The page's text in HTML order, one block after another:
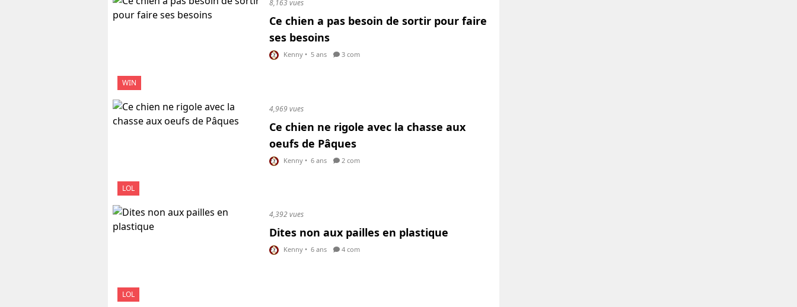
WIN
8,163 vues
Ce chien a pas besoin de sortir pour faire
ses besoins
Kenny • 5 ans 3 com
LOL
4,969 vues
Ce chien ne rigole avec la chasse aux
oeufs de Pâques
Kenny • 6 ans 2 com
LOL
4,392 vues
Dites non aux pailles en plastique
Kenny • 6 ans 4 com